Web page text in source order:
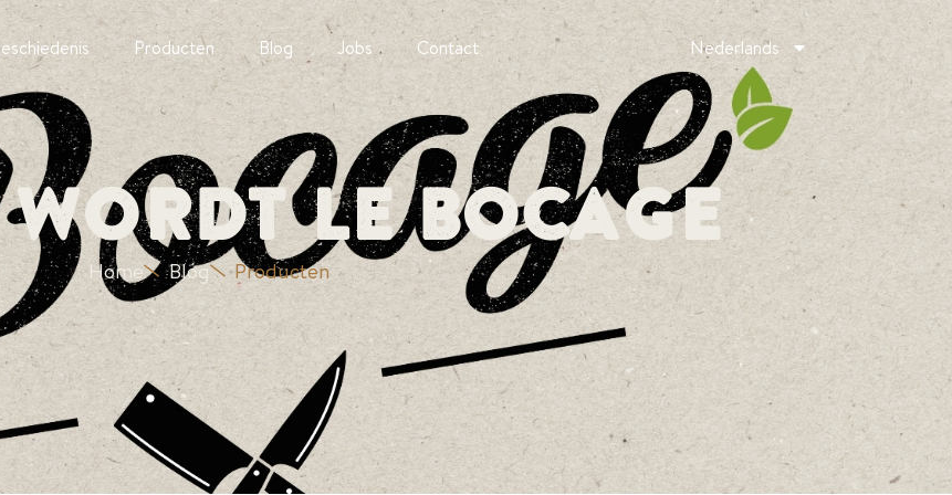
Producten Blog Jobs Contact Nederlands
Le Bocage
Home Blog Producten